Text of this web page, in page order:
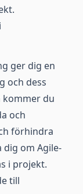
ger dig en
och dess
kommer du
och
förhindra
dig om Agile-
i projekt.
till